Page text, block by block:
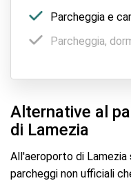
Parcheggia e
Parcheggia,
Alternative al
di Lamezia
All'aeroporto di Lamezia
parcheggi non ufficiali